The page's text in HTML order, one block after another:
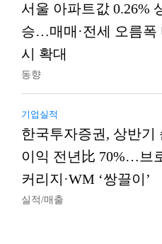
서울 아파트값 0.26%
승…매매·전세 오름폭
시 확대
동향
기업실적
한국투자증권, 상반기
이익 전년比 70%…브
커리지·WM ‘쌍끌이’
실적/매출